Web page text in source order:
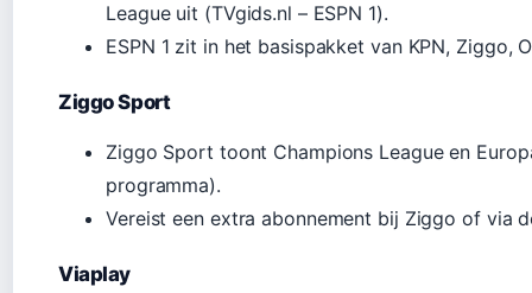
League uit (TVgids.nl – ESPN 1).
ESPN 1 zit in het basispakket van KPN, Ziggo,
Ziggo Sport
Ziggo Sport toont Champions League en
programma).
Vereist een extra abonnement bij Ziggo of via
Viaplay